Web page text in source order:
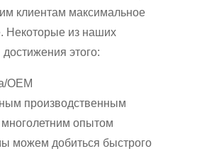
клиентам максимальное
Некоторые из наших
этого:
OEM
производственным
опытом
можем добиться быстрого